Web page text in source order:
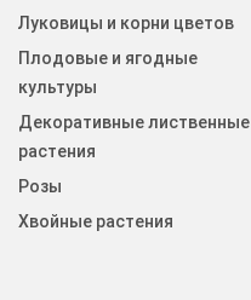
Луковицы и корни цветов
Плодовые и ягодные
культуры
Декоративные лиственные
растения
Розы
Хвойные растения